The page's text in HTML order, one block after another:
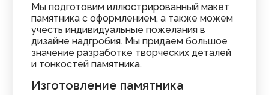
Мы подготовим иллюстрированный макет
памятника с оформлением, а также можем
учесть индивидуальные пожелания в
дизайне надгробия. Мы придаем большое
значение разработке творческих деталей
и тонкостей памятника.
Изготовление памятника